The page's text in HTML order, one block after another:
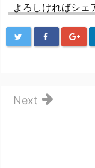
よろしければシェ
Next